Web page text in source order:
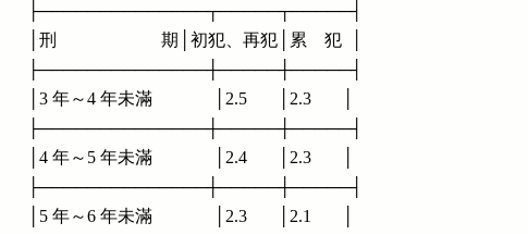
      ├──────────────┬─────┬─────┤
      │刑                        期│初犯、再犯│累    犯  │
      ├──────────────┼─────┼─────┤
      │3 年～4 年未滿              │2.5       │2.3       │
      ├──────────────┼─────┼─────┤
      │4 年～5 年未滿              │2.4       │2.3       │
      ├──────────────┼─────┼─────┤
      │5 年～6 年未滿              │2.3       │2.1       │